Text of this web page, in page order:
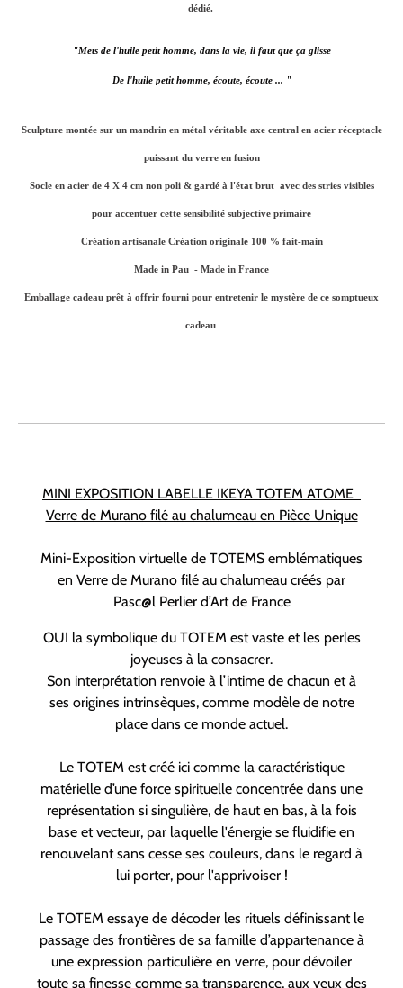
dédié.
"Mets de l'huile petit homme, dans la vie, il faut que ça glisse
De l'huile petit homme, écoute, écoute ... "
Sculpture montée sur un mandrin en métal véritable axe central en acier réceptacle
puissant du verre en fusion
Socle en acier de 4 X 4 cm non poli & gardé à l'état brut avec des stries visibles
pour accentuer cette sensibilité subjective primaire
Création artisanale Création originale 100 % fait-main
Made in Pau - Made in France
Emballage cadeau prêt à offrir fourni pour entretenir le mystère de ce somptueux
cadeau
MINI EXPOSITION LABELLE IKEYA TOTEM ATOME
Verre de Murano filé au chalumeau en Pièce Unique
Mini-Exposition virtuelle de TOTEMS emblématiques
en Verre de Murano filé au chalumeau créés par
Pasc@l Perlier d’Art de France
OUI la symbolique du TOTEM est vaste et les perles
joyeuses à la consacrer.
Son interprétation renvoie à l’intime de chacun et à
ses origines intrinsèques, comme modèle de notre
place dans ce monde actuel.
Le TOTEM est créé ici comme la caractéristique
matérielle d’une force spirituelle concentrée dans une
représentation si singulière, de haut en bas, à la fois
base et vecteur, par laquelle l'énergie se fluidifie en
renouvelant sans cesse ses couleurs, dans le regard à
lui porter, pour l'apprivoiser !
Le TOTEM essaye de décoder les rituels définissant le
passage des frontières de sa famille d’appartenance à
une expression particulière en verre, pour dévoiler
toute sa finesse comme sa transparence, aux yeux des